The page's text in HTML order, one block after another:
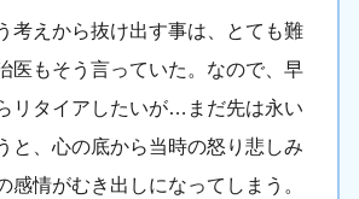
考えから抜け出す事は、とても難
医もそう言っていた。なので、早
リタイアしたいが…まだ先は永い
と、心の底から当時の怒り悲しみ
感情がむき出しになってしまう。